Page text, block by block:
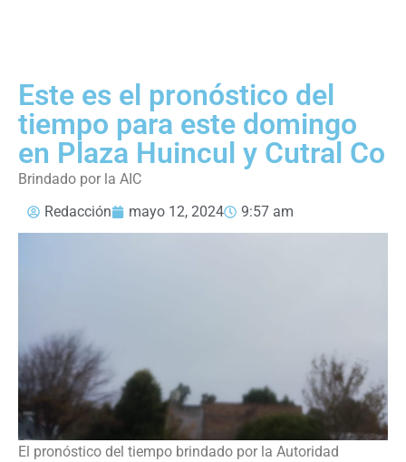
Este es el pronóstico del
tiempo para este domingo
en Plaza Huincul y Cutral Co
Brindado por la AIC
Redacción
mayo 12, 2024 9:57 am
El pronóstico del tiempo brindado por la Autoridad